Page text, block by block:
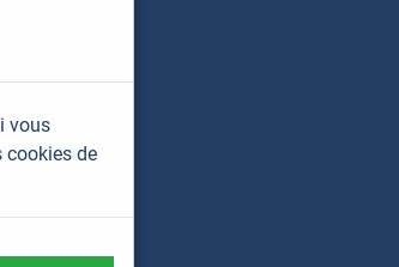
FAQ
vous
cookies de